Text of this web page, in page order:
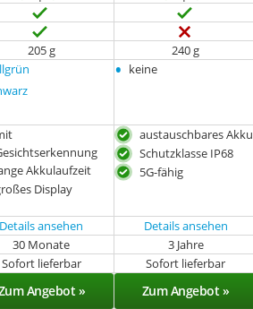
205 g 240 g
• keine
Akkulaufzeit
Display
austauschbares Akku
Schutzklasse IP68
5G-fähig
Details ansehen Details ansehen
30 Monate 3 Jahre
Sofort lieferbar Sofort lieferbar
Angebot » Zum Angebot »